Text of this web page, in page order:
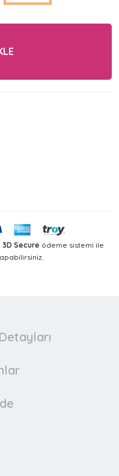
3D Secure ödeme sistemi ile